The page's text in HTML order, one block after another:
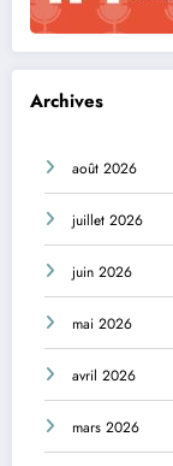
Archives
août 2026
juillet 2026
juin 2026
mai 2026
avril 2026
mars 2026